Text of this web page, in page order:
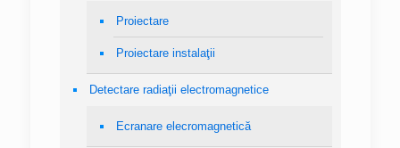
Proiectare
Proiectare instalaţii
Detectare radiaţii electromagnetice
Ecranare elecromagnetică